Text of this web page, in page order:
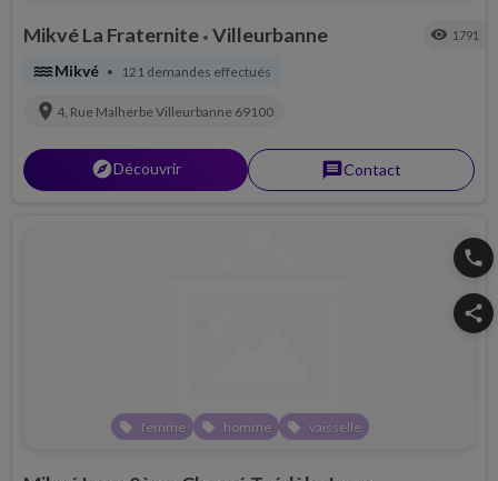
Mikvé La Fraternite • Villeurbanne visibility 1791
waterMikvé • 121 demandes effectués
location_on 4, Rue MalherbeVilleurbanne 69100
explorerDécouvrir messageContact
local_offer femme local_offer homme local_offer vaisselle
phone
share